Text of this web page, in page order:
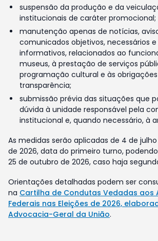
suspensão da produção e da
institucionais de caráter promocional;
manutenção apenas de notícias,
comunicados objetivos, necessários
informativos, relacionados ao
museus, à prestação de serviços
programação cultural e às
transparência;
submissão prévia das situações que
dúvida à unidade responsável pela
institucional e, quando necessário, à
As medidas serão aplicadas de 4 de
de 2026, data do primeiro turno,
25 de outubro de 2026, caso haja
Orientações detalhadas podem ser
na Cartilha de Condutas Vedadas aos
Federais nas Eleições de 2026,
Advocacia-Geral da União.